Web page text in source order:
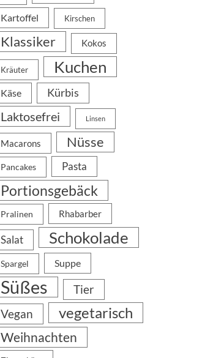
Kartoffel Kirschen
Klassiker Kokos
Kräuter Kuchen
Käse Kürbis
Laktosefrei Linsen
Macarons Nüsse
Pancakes Pasta
Portionsgebäck
Pralinen Rhabarber
Salat Schokolade
Spargel Suppe
Süßes
Tier
Vegan
vegetarisch
Weihnachten